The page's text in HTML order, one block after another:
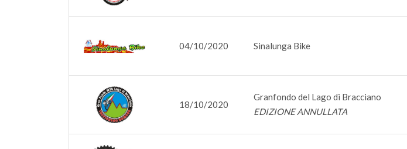
04/10/2020 Sinalunga Bike
18/10/2020
Granfondo del Lago di Bracciano
EDIZIONE ANNULLATA